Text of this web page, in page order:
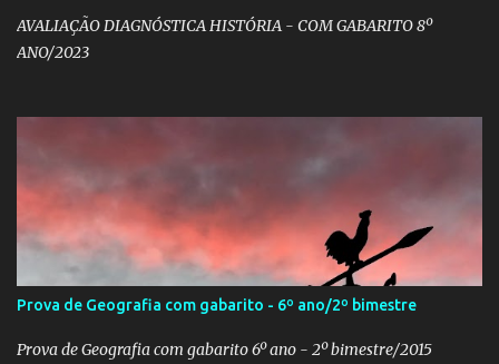
AVALIAÇÃO DIAGNÓSTICA HISTÓRIA - COM GABARITO 8º
ANO/2023
Prova de Geografia com gabarito - 6º ano/2º bimestre
Prova de Geografia com gabarito 6º ano - 2º bimestre/2015